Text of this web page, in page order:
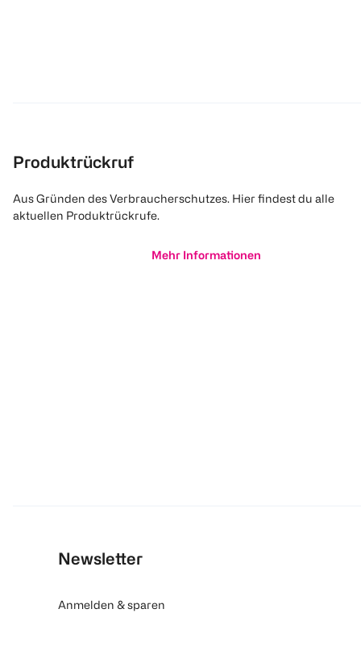
Produktrückruf
Aus Gründen des Verbraucherschutzes. Hier findest du alle
aktuellen Produktrückrufe.
Mehr Informationen
Newsletter
Anmelden & sparen